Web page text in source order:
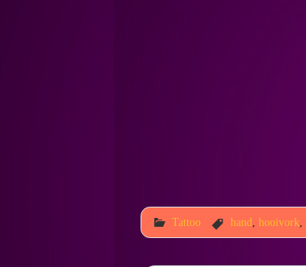
Tattoo hand ,hooivork